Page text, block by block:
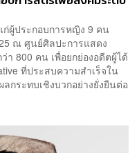
ก่ผู้ประกอบการหญิง 9 คน
ณ ศูนย์ศิลปะการแสดง
า 800 คน เพื่อยกย่องอดีตผู้ได้
ที่ประสบความสำเร็จใน
กระทบเชิงบวกอย่างยั่งยืนต่อ